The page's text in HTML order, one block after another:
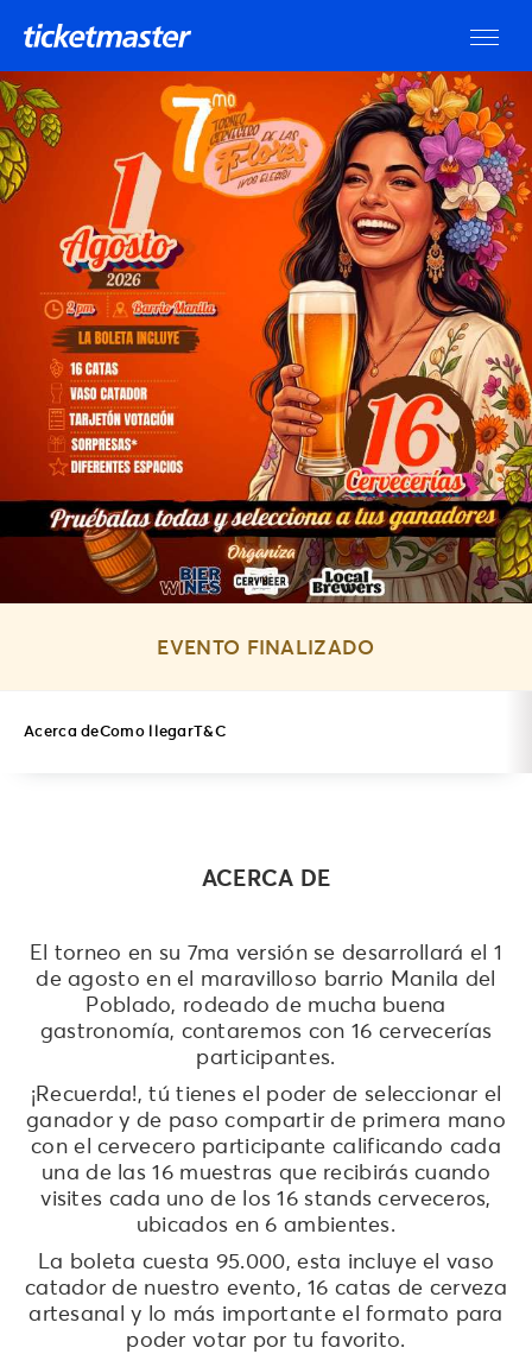
EVENTO FINALIZADO
Acerca deComo llegarT&C
ACERCA DE
El torneo en su 7ma versión se desarrollará el 1
de agosto en el maravilloso barrio Manila del
Poblado, rodeado de mucha buena
gastronomía, contaremos con 16 cervecerías
participantes.
¡Recuerda!, tú tienes el poder de seleccionar el
ganador y de paso compartir de primera mano
con el cervecero participante calificando cada
una de las 16 muestras que recibirás cuando
visites cada uno de los 16 stands cerveceros,
ubicados en 6 ambientes.
La boleta cuesta 95.000, esta incluye el vaso
catador de nuestro evento, 16 catas de cerveza
artesanal y lo más importante el formato para
poder votar por tu favorito.